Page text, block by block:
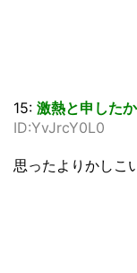
15: 激熱と申したか
ID:YvJrcY0L0
思ったよりかしこ